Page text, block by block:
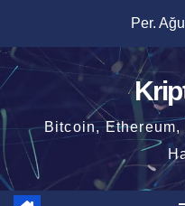
content
Per.
Bitcoin,